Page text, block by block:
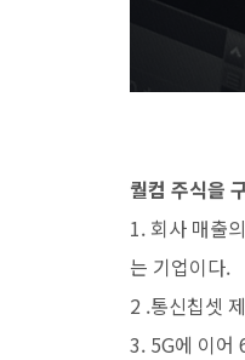
퀄컴 주식을
1. 회사 매출
는 기업이다.
2 .통신칩셋
3. 5G에 이어